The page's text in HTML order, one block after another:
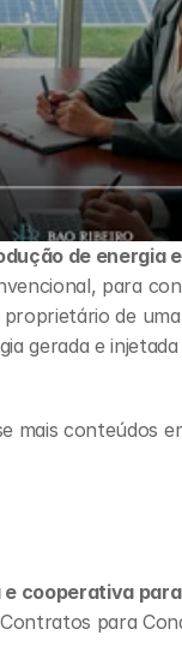
de energia
para
de
gerada e
mais conteúdos
cooperativa
para